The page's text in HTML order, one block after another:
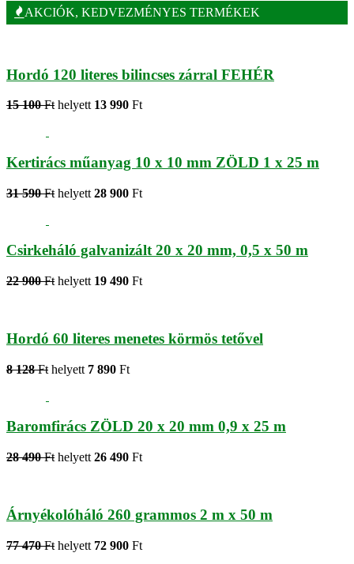
AKCIÓK, KEDVEZMÉNYES TERMÉKEK
Hordó 120 literes bilincses zárral FEHÉR
15 100 Ft helyett 13 990 Ft
Kertirács műanyag 10 x 10 mm ZÖLD 1 x 25 m
31 590 Ft helyett 28 900 Ft
Csirkeháló galvanizált 20 x 20 mm, 0,5 x 50 m
22 900 Ft helyett 19 490 Ft
Hordó 60 literes menetes körmös tetővel
8 128 Ft helyett 7 890 Ft
Baromfirács ZÖLD 20 x 20 mm 0,9 x 25 m
28 490 Ft helyett 26 490 Ft
Árnyékolóháló 260 grammos 2 m x 50 m
77 470 Ft helyett 72 900 Ft